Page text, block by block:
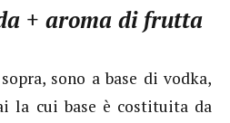
+ aroma di frutta
sono a base di vodka,
la cui base è costituita da